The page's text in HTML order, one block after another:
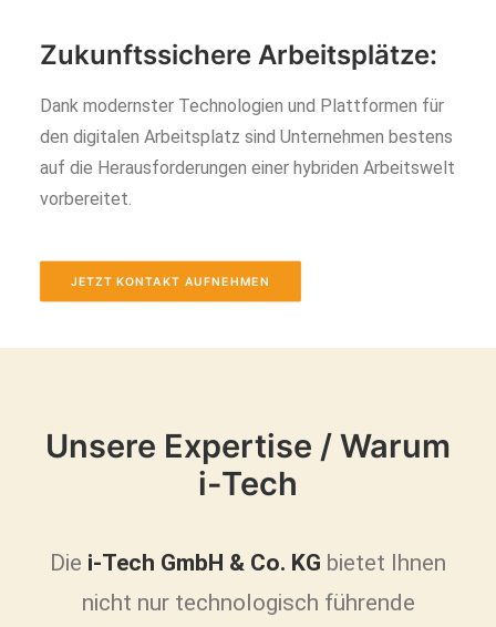
Zukunftssichere Arbeitsplätze:
Dank modernster Technologien und Plattformen für
den digitalen Arbeitsplatz sind Unternehmen bestens
auf die Herausforderungen einer hybriden Arbeitswelt
vorbereitet.
JETZT KONTAKT AUFNEHMEN
Unsere Expertise / Warum
i-Tech
Die i-Tech GmbH & Co. KG bietet Ihnen
nicht nur technologisch führende